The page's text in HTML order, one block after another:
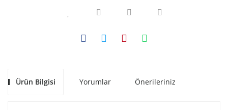
Ürün Bilgisi Yorumlar Önerileriniz